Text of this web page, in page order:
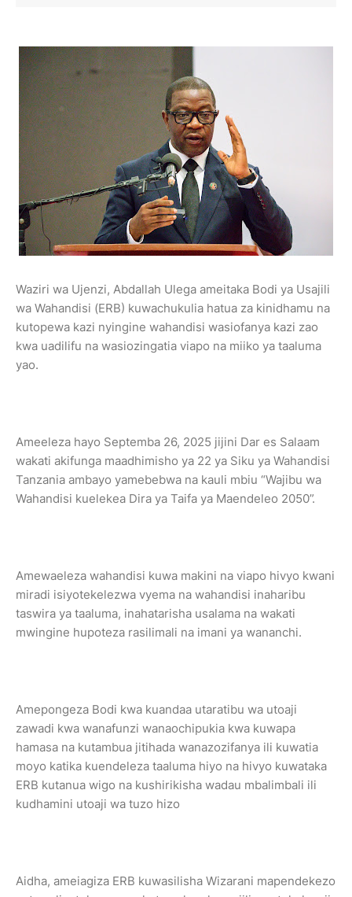
Waziri wa Ujenzi, Abdallah Ulega ameitaka Bodi ya Usajili
wa Wahandisi (ERB) kuwachukulia hatua za kinidhamu na
kutopewa kazi nyingine wahandisi wasiofanya kazi zao
kwa uadilifu na wasiozingatia viapo na miiko ya taaluma
yao.
Ameeleza hayo Septemba 26, 2025 jijini Dar es Salaam
wakati akifunga maadhimisho ya 22 ya Siku ya Wahandisi
Tanzania ambayo yamebebwa na kauli mbiu “Wajibu wa
Wahandisi kuelekea Dira ya Taifa ya Maendeleo 2050”.
Amewaeleza wahandisi kuwa makini na viapo hivyo kwani
miradi isiyotekelezwa vyema na wahandisi inaharibu
taswira ya taaluma, inahatarisha usalama na wakati
mwingine hupoteza rasilimali na imani ya wananchi.
Amepongeza Bodi kwa kuandaa utaratibu wa utoaji
zawadi kwa wanafunzi wanaochipukia kwa kuwapa
hamasa na kutambua jitihada wanazozifanya ili kuwatia
moyo katika kuendeleza taaluma hiyo na hivyo kuwataka
ERB kutanua wigo na kushirikisha wadau mbalimbali ili
kudhamini utoaji wa tuzo hizo
Aidha, ameiagiza ERB kuwasilisha Wizarani mapendekezo